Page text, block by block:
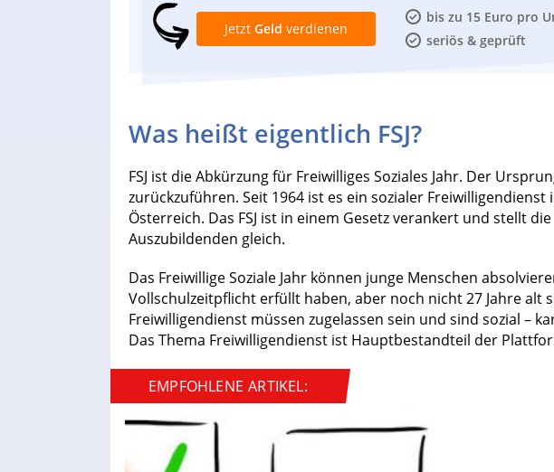
bis zu 15 Euro pro
seriös & geprüft
Jetzt Geld verdienen
Was heißt eigentlich FSJ?
FSJ ist die Abkürzung für Freiwilliges Soziales Jahr. Der
zurückzuführen. Seit 1964 ist es ein sozialer
Österreich. Das FSJ ist in einem Gesetz verankert und stellt
Auszubildenden gleich.
Das Freiwillige Soziale Jahr können junge Menschen
Vollschulzeitpflicht erfüllt haben, aber noch nicht 27 Jahre alt
Freiwilligendienst müssen zugelassen sein und sind sozial –
Das Thema Freiwilligendienst ist Hauptbestandteil der
EMPFOHLENE ARTIKEL:
Geld